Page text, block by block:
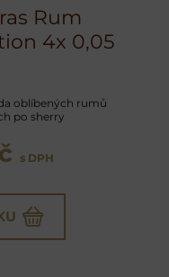
Rum
4x 0,05
oblíbených rumů
po sherry
s DPH